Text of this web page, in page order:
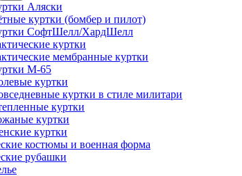
Аляски
куртки (бомбер и пилот)
СофтШелл/ХардШелл
куртки
мембранные куртки
М-65
куртки
куртки в стиле милитари
куртки
куртки
куртки
костюмы и военная форма
рубашки